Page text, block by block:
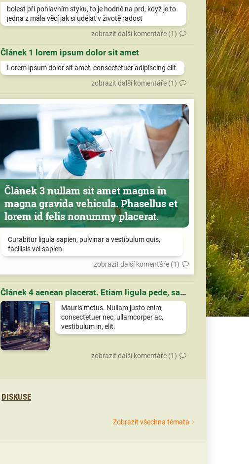
bolest při pohlavním styku, to je hodně na prd, když je to
jedna z mála věcí jak si udělat v životě radost
zobrazit další komentáře (1)
Článek 1 lorem ipsum dolor sit amet
Lorem ipsum dolor sit amet, consectetuer adipiscing elit.
zobrazit další komentáře (1)
Článek 3 nullam sit amet magna in
magna gravida vehicula. Phasellus et
lorem id felis nonummy placerat.
Curabitur ligula sapien, pulvinar a vestibulum quis,
facilisis vel sapien.
zobrazit další komentáře (1)
Článek 4 aenean placerat. Etiam ligula pede, sagittis quis, interdum ultricies, scelerisque eu.
Mauris metus. Nullam justo enim,
consectetuer nec, ullamcorper ac,
vestibulum in, elit.
zobrazit další komentáře (1)
DISKUSE
Zobrazit všechna témata